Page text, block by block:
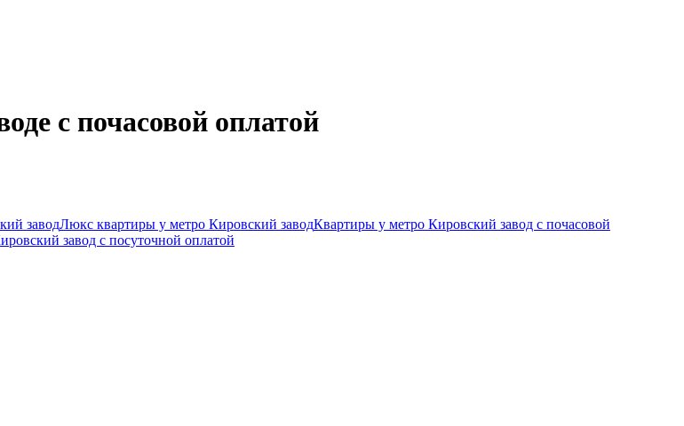
c почасовой оплатой
заводЛюкс квартиры у метро Кировский заводКвартиры у метро Кировский завод c почасовой
завод c посуточной оплатой